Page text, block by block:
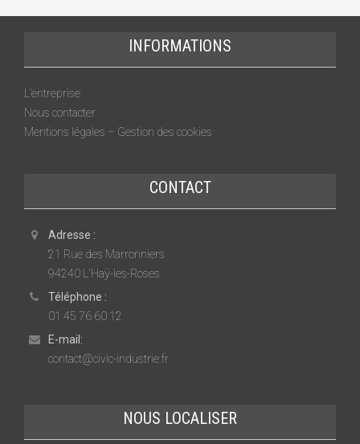
INFORMATIONS
L’entreprise
Nous contacter
Mentions légales – Gestion des cookies
CONTACT
Adresse :
21 Rue des Marronniers
94240 L'Haÿ-les-Roses
Téléphone :
01 45 76 60 12
E-mail:
contact@civic-industrie.fr
NOUS LOCALISER